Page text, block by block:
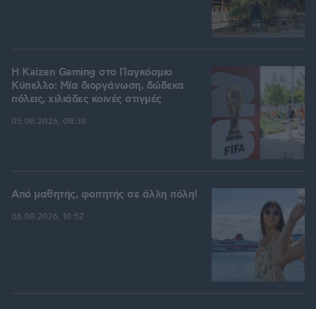
H Kaizen Gaming στο Παγκόσμιο
Kύπελλο: Μία διοργάνωση, δώδεκα
πόλεις, χιλιάδες κοινές στιγμές
05.08.2026, 08:38
Από μαθητής, φοιτητής σε άλλη πόλη!
06.08.2026, 10:52